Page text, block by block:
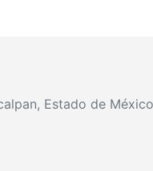
Estado de México